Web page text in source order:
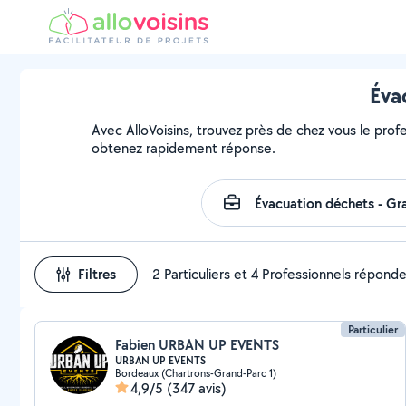
Avec AlloVoisins, trouvez près de chez vous le
obtenez rapidement réponse.
Filtres 2 Particuliers et 4 Professionnels
Particulier
Fabien URBAN UP EVENTS
URBAN UP EVENTS
Bordeaux (Chartrons-Grand-Parc 1)
4,9/5 (347 avis)